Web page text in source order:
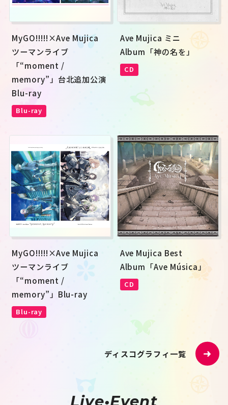
MyGO!!!!!×Ave Mujica
ツーマンライブ
「“moment /
memory”」台北追加公演
Blu-ray
Blu-ray
Ave Mujica ミニ
Album「神の名を」
CD
MyGO!!!!!×Ave Mujica
ツーマンライブ
「“moment /
memory”」Blu-ray
Blu-ray
Ave Mujica Best
Album「Ave Música」
CD
ディスコグラフィ一覧
Live•Event